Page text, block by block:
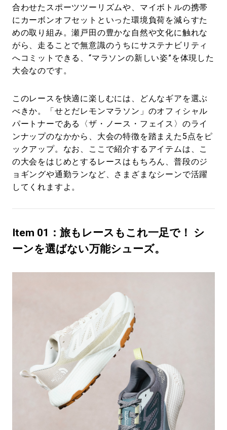
合わせたスポーツツーリズムや、マイボトルの携帯
にカーボンオフセットといった環境負荷を減らすた
めの取り組み。瀬戸田の豊かな自然や文化に触れな
がら、走ることで無意識のうちにサステナビリティ
へコミットできる、“マラソンの新しい姿”を体現した
大会なのです。
このレースを快適に楽しむには、どんなギアを選ぶ
べきか。「せとだレモンマラソン」のオフィシャル
パートナーである〈ザ・ノース・フェイス〉のライ
ンナップのなかから、大会の特徴を踏まえた5点をピ
ックアップ。なお、ここで紹介するアイテムは、こ
の大会をはじめとするレースはもちろん、普段のジ
ョギングや通勤ランなど、さまざまなシーンで活躍
してくれますよ。
Item 01：旅もレースもこれ一足で！ シ
ーンを選ばない万能シューズ。